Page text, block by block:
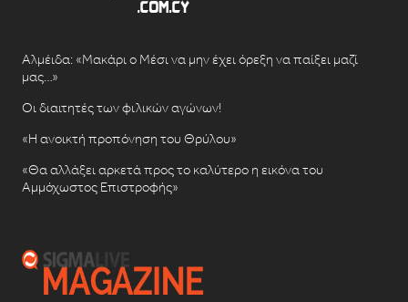
Αλμέιδα: «Μακάρι ο Μέσι να μην έχει όρεξη να παίξει μαζί
μας…»
Οι διαιτητές των φιλικών αγώνων!
«Η ανοικτή προπόνηση του Θρύλου»
«Θα αλλάξει αρκετά προς το καλύτερο η εικόνα του
Αμμόχωστος Επιστροφής»